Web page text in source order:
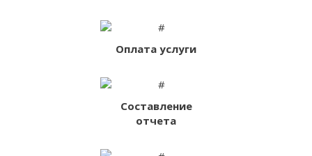
Оплата услуги
Составление
отчета